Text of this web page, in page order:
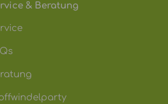
& Beratung